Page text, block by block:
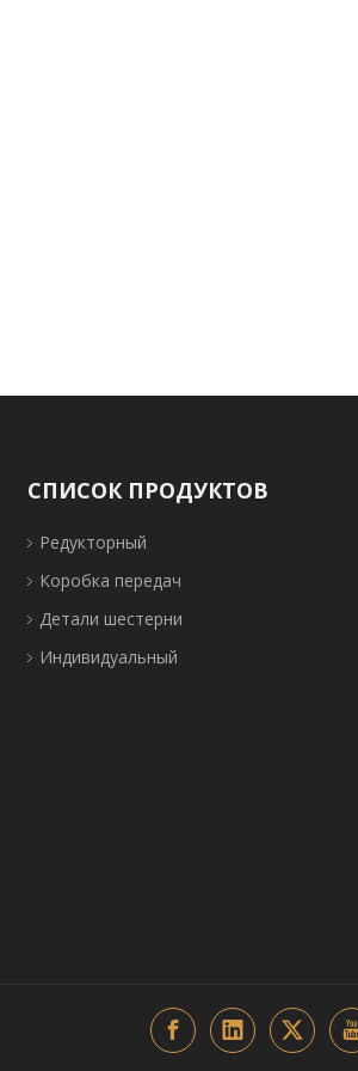
СПИСОК ПРОДУКТОВ
Редукторный
Коробка передач
Детали шестерни
Индивидуальный